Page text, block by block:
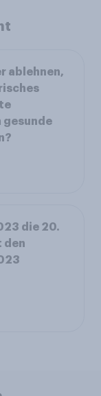
ablehnen,
gesunde
die 20.
den